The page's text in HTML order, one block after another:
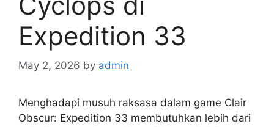
Expedition 33
May 2, 2026 by admin
Menghadapi musuh raksasa dalam game Clair
Obscur: Expedition 33 membutuhkan lebih dari